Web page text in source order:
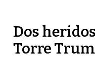
Dos
Torre